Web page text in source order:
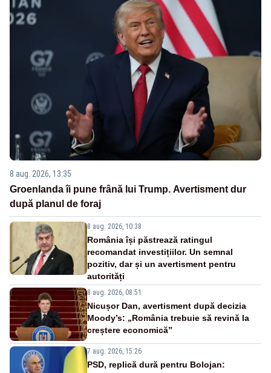
8 aug. 2026, 13:35
Groenlanda îi pune frână lui Trump. Avertisment dur
după planul de foraj
8 aug. 2026, 10:38
România își păstrează ratingul
recomandat investițiilor. Un semnal
pozitiv, dar și un avertisment pentru
autorități
8 aug. 2026, 08:51
Nicușor Dan, avertisment după decizia
Moody’s: „România trebuie să revină la
creștere economică”
7 aug. 2026, 15:26
PSD, replică dură pentru Bolojan: